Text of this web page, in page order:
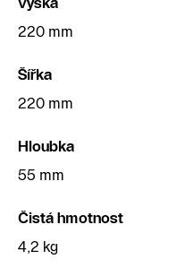
220 mm
Šířka
220 mm
Hloubka
55 mm
Čistá hmotnost
4,2 kg